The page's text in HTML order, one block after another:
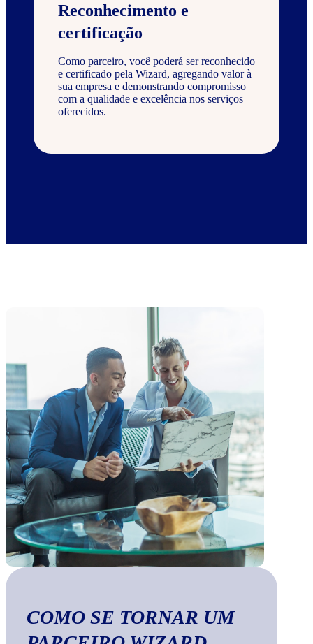
Reconhecimento e
certificação
Como parceiro, você poderá ser reconhecido
e certificado pela Wizard, agregando valor à
sua empresa e demonstrando compromisso
com a qualidade e excelência nos serviços
oferecidos.
COMO SE TORNAR UM